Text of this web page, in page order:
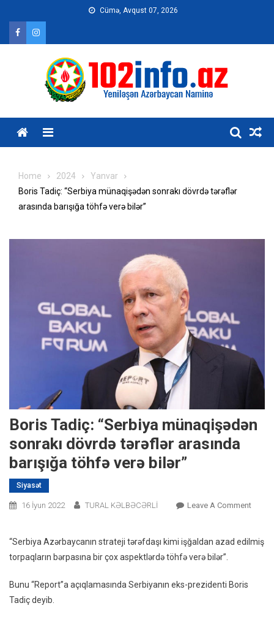
content
Cümə, Avqust 07, 2026
Home 2024
Yanvar
Boris Tadiç: “Serbiya münaqişədən sonrakı dövrdə tərəflər
arasında barışığa töhfə verə bilər”
Boris Tadiç: “Serbiya münaqişədən
sonrakı dövrdə tərəflər arasında
barışığa töhfə verə bilər”
Siyasət
16 İyun 2022 TURAL KƏLBƏCƏRLİ Leave A CommentOn
“Serbiya Azərbaycanın strateji tərəfdaşı kimi işğaldan azad edilmiş
torpaqların bərpasına bir çox aspektlərdə töhfə verə bilər”.
Bunu “Report”a açıqlamasında Serbiyanın eks-prezidenti Boris
Tadiç deyib.